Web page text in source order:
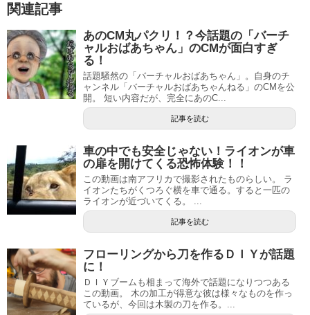
関連記事
あのCM丸パクリ！？今話題の「バーチ
ャルおばあちゃん」のCMが面白すぎ
る！
話題騒然の「バーチャルおばあちゃん」。自身のチ
ャンネル「バーチャルおばあちゃんねる」のCMを公
開。 短い内容だが、完全にあのC...
記事を読む
車の中でも安全じゃない！ライオンが車
の扉を開けてくる恐怖体験！！
この動画は南アフリカで撮影されたものらしい。 ラ
イオンたちがくつろぐ横を車で通る。すると一匹の
ライオンが近づいてくる。 ...
記事を読む
フローリングから刀を作るＤＩＹが話題
に！
ＤＩＹブームも相まって海外で話題になりつつある
この動画。 木の加工が得意な彼は様々なものを作っ
ているが、今回は木製の刀を作る。...